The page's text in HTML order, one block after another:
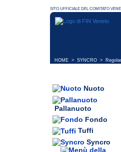
HOME > SYNCRO >
Nuoto
Pallanuoto
Fondo
Tuffi
Syncro